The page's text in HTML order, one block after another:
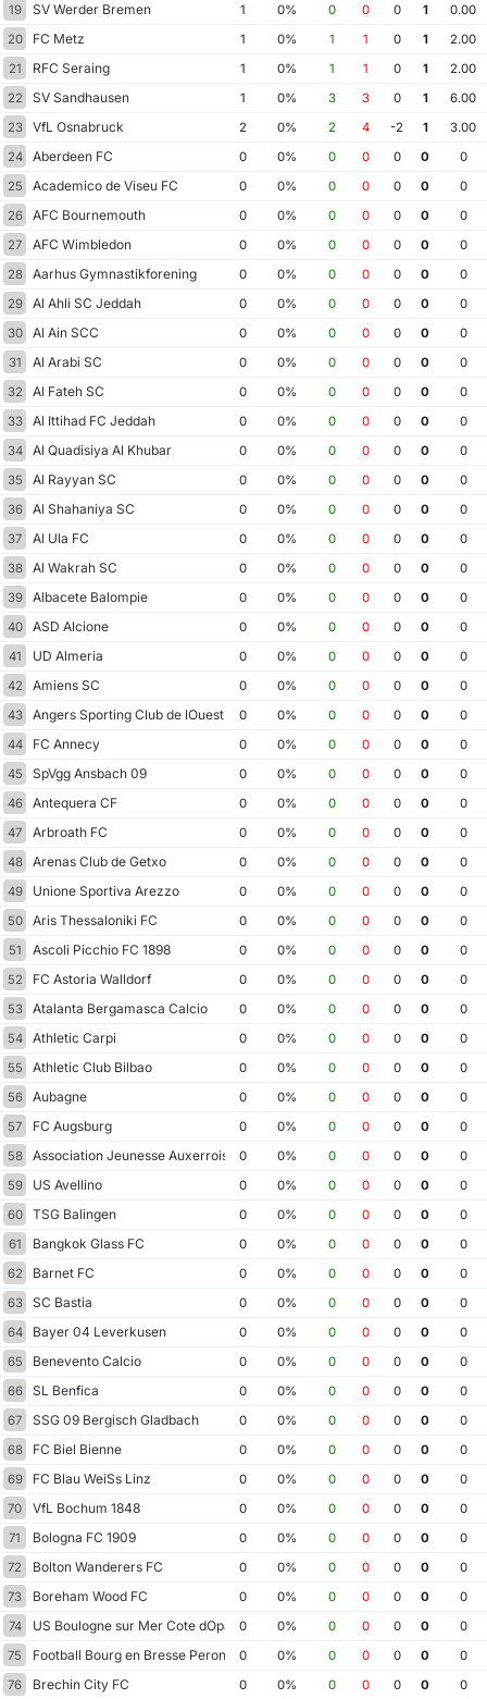
19 SV Werder Bremen 1 0% 0 0 0 1
0.00
20
FC Metz 1 0% 1 1 0 1
2.00
21
RFC Seraing 1 0% 1 1 0 1
2.00
22
SV Sandhausen 1 0% 3 3 0 1
6.00
23
VfL Osnabruck 2 0% 2 4 -2 1
3.00
24
Aberdeen FC 0 0% 0 0 0 0
0
25
Academico de Viseu FC 0 0% 0 0 0 0
0
26
AFC Bournemouth 0 0% 0 0 0 0
0
27
AFC Wimbledon 0 0% 0 0 0 0
0
28
Aarhus Gymnastikforening 0 0% 0 0 0 0
0
29
Al Ahli SC Jeddah 0 0% 0 0 0 0
0
30
Al Ain SCC 0 0% 0 0 0 0
0
31
Al Arabi SC 0 0% 0 0 0 0
0
32
Al Fateh SC 0 0% 0 0 0 0
0
33
Al Ittihad FC Jeddah 0 0% 0 0 0 0
0
34
Al Quadisiya Al Khubar 0 0% 0 0 0 0
0
35
Al Rayyan SC 0 0% 0 0 0 0
0
36
Al Shahaniya SC 0 0% 0 0 0 0
0
37
Al Ula FC 0 0% 0 0 0 0
0
38
Al Wakrah SC 0 0% 0 0 0 0
0
39
Albacete Balompie 0 0% 0 0 0 0
0
40
ASD Alcione 0 0% 0 0 0 0
0
41
UD Almeria 0 0% 0 0 0 0
0
42
Amiens SC 0 0% 0 0 0 0
0
43
Angers Sporting Club de lOuest 0 0% 0 0 0 0
0
44
FC Annecy 0 0% 0 0 0 0
0
45
SpVgg Ansbach 09 0 0% 0 0 0 0
0
46
Antequera CF 0 0% 0 0 0 0
0
47
Arbroath FC 0 0% 0 0 0 0
0
48
Arenas Club de Getxo 0 0% 0 0 0 0
0
49
Unione Sportiva Arezzo 0 0% 0 0 0 0
0
50
Aris Thessaloniki FC 0 0% 0 0 0 0
0
51
Ascoli Picchio FC 1898 0 0% 0 0 0 0
0
52
FC Astoria Walldorf 0 0% 0 0 0 0
0
53
Atalanta Bergamasca Calcio 0 0% 0 0 0 0
0
54
Athletic Carpi 0 0% 0 0 0 0
0
55
Athletic Club Bilbao 0 0% 0 0 0 0
0
56
Aubagne 0 0% 0 0 0 0
0
57
FC Augsburg 0 0% 0 0 0 0
0
58
Association Jeunesse Auxerroise 0 0% 0 0 0 0
0
59
US Avellino 0 0% 0 0 0 0
0
60
TSG Balingen 0 0% 0 0 0 0
0
61
Bangkok Glass FC 0 0% 0 0 0 0
0
62
Barnet FC 0 0% 0 0 0 0
0
63
SC Bastia 0 0% 0 0 0 0
0
64
Bayer 04 Leverkusen 0 0% 0 0 0 0
0
65
Benevento Calcio 0 0% 0 0 0 0
0
66
SL Benfica 0 0% 0 0 0 0
0
67
SSG 09 Bergisch Gladbach 0 0% 0 0 0 0
0
68
FC Biel Bienne 0 0% 0 0 0 0
0
69
FC Blau WeiSs Linz 0 0% 0 0 0 0
0
70
VfL Bochum 1848 0 0% 0 0 0 0
0
71
Bologna FC 1909 0 0% 0 0 0 0
0
72
Bolton Wanderers FC 0 0% 0 0 0 0
0
73
Boreham Wood FC 0 0% 0 0 0 0
0
74
US Boulogne sur Mer Cote dOpale0 0% 0 0 0 0
0
75
Football Bourg en Bresse Peronnas 01
0 0% 0 0 0 0
0
76
Brechin City FC 0 0% 0 0 0 0
0